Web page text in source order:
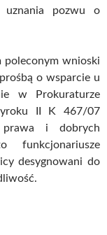
uznania pozwu o
poleconym wnioski
o wsparcie u
w Prokuraturze
II K 467/07
prawa i dobrych
funkcjonariusze
desygnowani do